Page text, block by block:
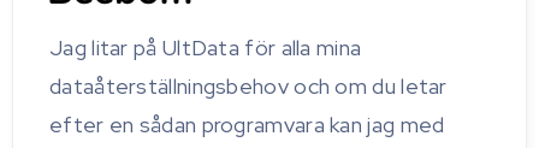
Jag litar på UltData för alla mina
dataåterställningsbehov och om du letar
efter en sådan programvara kan jag med